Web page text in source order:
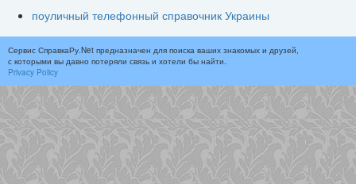
поуличный телефонный справочник Украины
Сервис СправкаРу.Net предназначен для поиска ваших знакомых и друзей,
с которыми вы давно потеряли связь и хотели бы найти.
Privacy Policy